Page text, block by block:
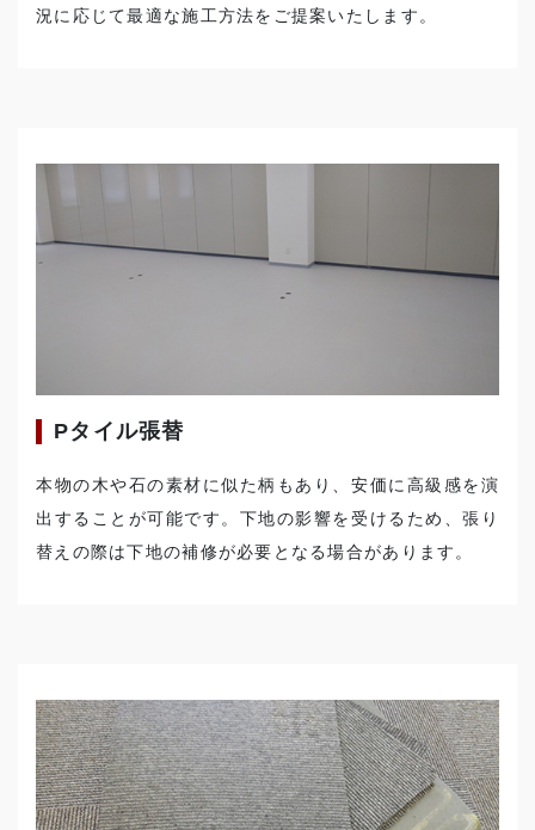
況に応じて最適な施工方法をご提案いたします。
Pタイル張替
本物の木や石の素材に似た柄もあり、安価に高級感を演
出することが可能です。下地の影響を受けるため、張り
替えの際は下地の補修が必要となる場合があります。